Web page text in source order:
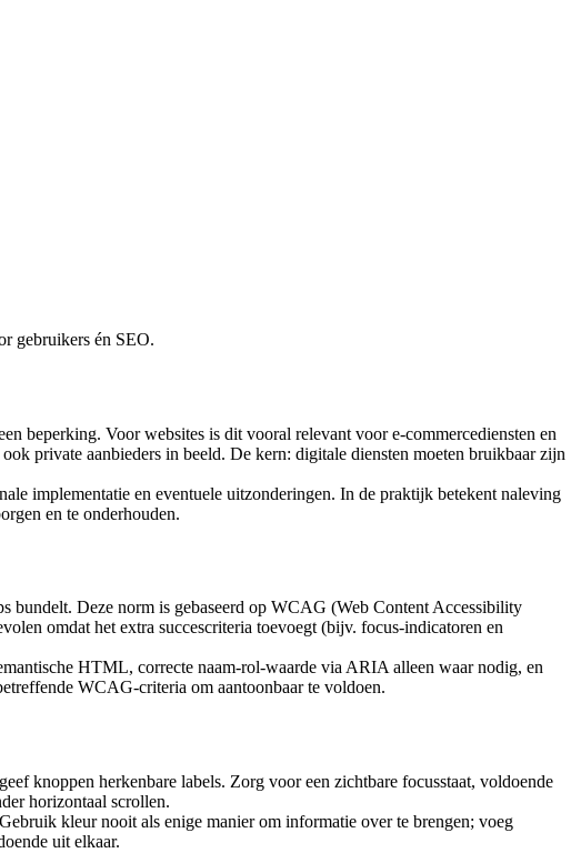
gebruikers én SEO.
beperking. Voor websites is dit vooral relevant voor e‑commercediensten en
private aanbieders in beeld. De kern: digitale diensten moeten bruikbaar zijn
implementatie en eventuele uitzonderingen. In de praktijk betekent naleving
en te onderhouden.
bundelt. Deze norm is gebaseerd op WCAG (Web Content Accessibility
omdat het extra succescriteria toevoegt (bijv. focus-indicatoren en
HTML, correcte naam-rol-waarde via ARIA alleen waar nodig, en
WCAG-criteria om aantoonbaar te voldoen.
knoppen herkenbare labels. Zorg voor een zichtbare focusstaat, voldoende
horizontaal scrollen.
kleur nooit als enige manier om informatie over te brengen; voeg
uit elkaar.